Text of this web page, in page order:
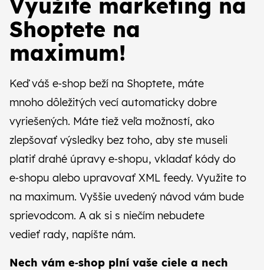
Využite marketing na
Shoptete na
maximum!
Keď váš e‑shop beží na Shoptete, máte
mnoho dôležitých vecí automaticky dobre
vyriešených. Máte tiež veľa možností, ako
zlepšovať výsledky bez toho, aby ste museli
platiť drahé úpravy e‑shopu, vkladať kódy do
e‑shopu alebo upravovať XML feedy. Využite to
na maximum. Vyššie uvedený návod vám bude
sprievodcom. A ak si s niečím nebudete
vedieť rady, napíšte nám.
Nech vám e‑shop plní vaše ciele a nech